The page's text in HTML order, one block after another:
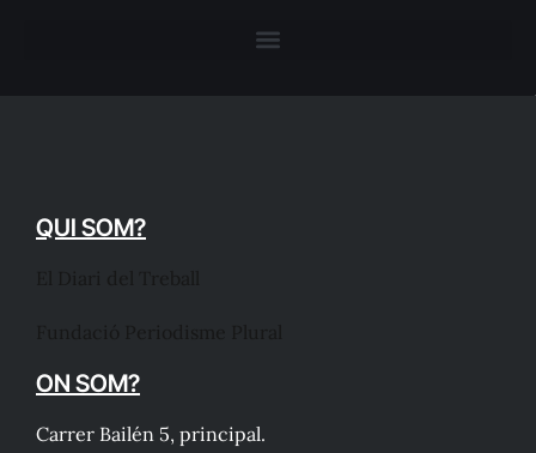
QUI SOM?
ON SOM?
Carrer Bailén 5, principal.